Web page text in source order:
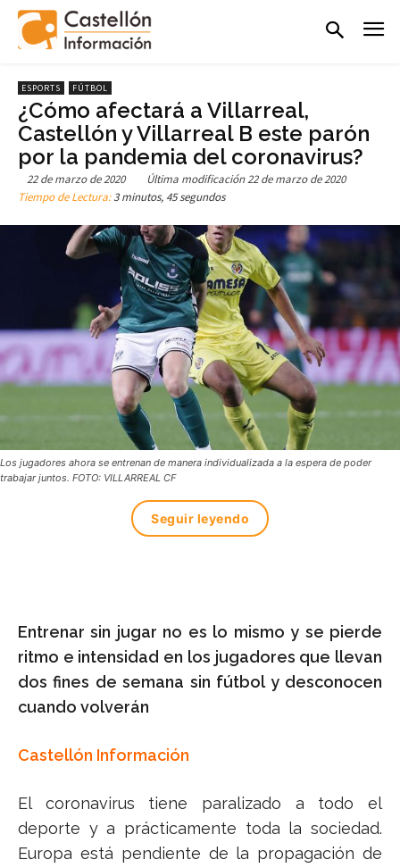
ESPORTS FÚTBOL
¿Cómo afectará a Villarreal,
Castellón y Villarreal B este parón
por la pandemia del coronavirus?
22 de marzo de 2020 Última modificación22 de marzo de 2020
Tiempo de Lectura:3 minutos, 45 segundos
Los jugadores ahora se entrenan de manera individualizada a la espera de poder
trabajar juntos. FOTO: VILLARREAL CF
Seguir leyendo
Entrenar sin jugar no es lo mismo y se pierde
ritmo e intensidad en los jugadores que llevan
dos fines de semana sin fútbol y desconocen
cuando volverán
Castellón Información
El coronavirus tiene paralizado a todo el
deporte y a prácticamente toda la sociedad.
Europa está pendiente de la propagación de